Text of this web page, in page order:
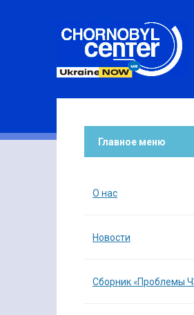
Главное меню
О нас
Новости
Сборник «Проблемы